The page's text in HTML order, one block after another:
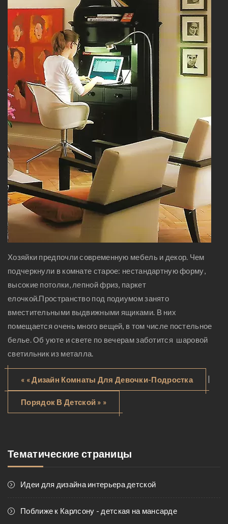
Хозяйки предпочли современную мебель и декор. Чем
подчеркнули в комнате старое: нестандартную форму,
высокие потолки, лепной фриз, паркет
елочкой.Пространство под подиумом занято
вместительными выдвижными ящиками. В них
помещается очень много вещей, в том числе постельное
белье. Об уюте и свете по вечерам заботится шаровой
светильник из металла.
« « Дизайн Комнаты Для Девочки-Подростка |
Порядок В Детской » »
Тематические страницы
Идеи для дизайна интерьера детской
Поближе к Карлсону - детская на мансарде